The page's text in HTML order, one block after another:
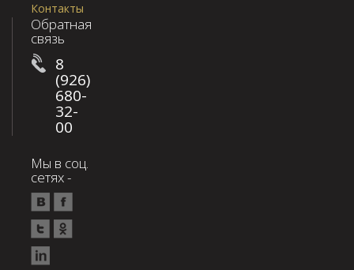
Контакты
Обратная
связь
8
(926)
680-
32-
00
Мы в соц.
сетях -